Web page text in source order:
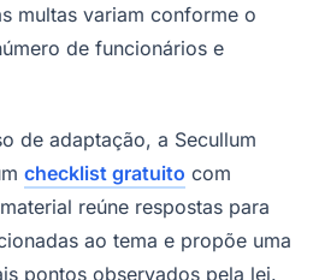
multas variam conforme o
de funcionários e
de adaptação, a Secullum
checklist gratuito com
reúne respostas para
ao tema e propõe uma
pontos observados pela lei.